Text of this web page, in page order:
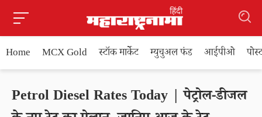
Home MCX Gold स्टॉक मार्केट म्युचुअल फंड आईपीओ
Petrol Diesel Rates Today | पेट्रोल-डीजल